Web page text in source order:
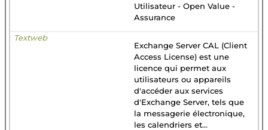
Utilisateur - Open Value -
Assurance
Exchange Server CAL (Client
Access License) est une
licence qui permet aux
utilisateurs ou appareils
d'accéder aux services
d'Exchange Server, tels que
la messagerie électronique,
les calendriers et...